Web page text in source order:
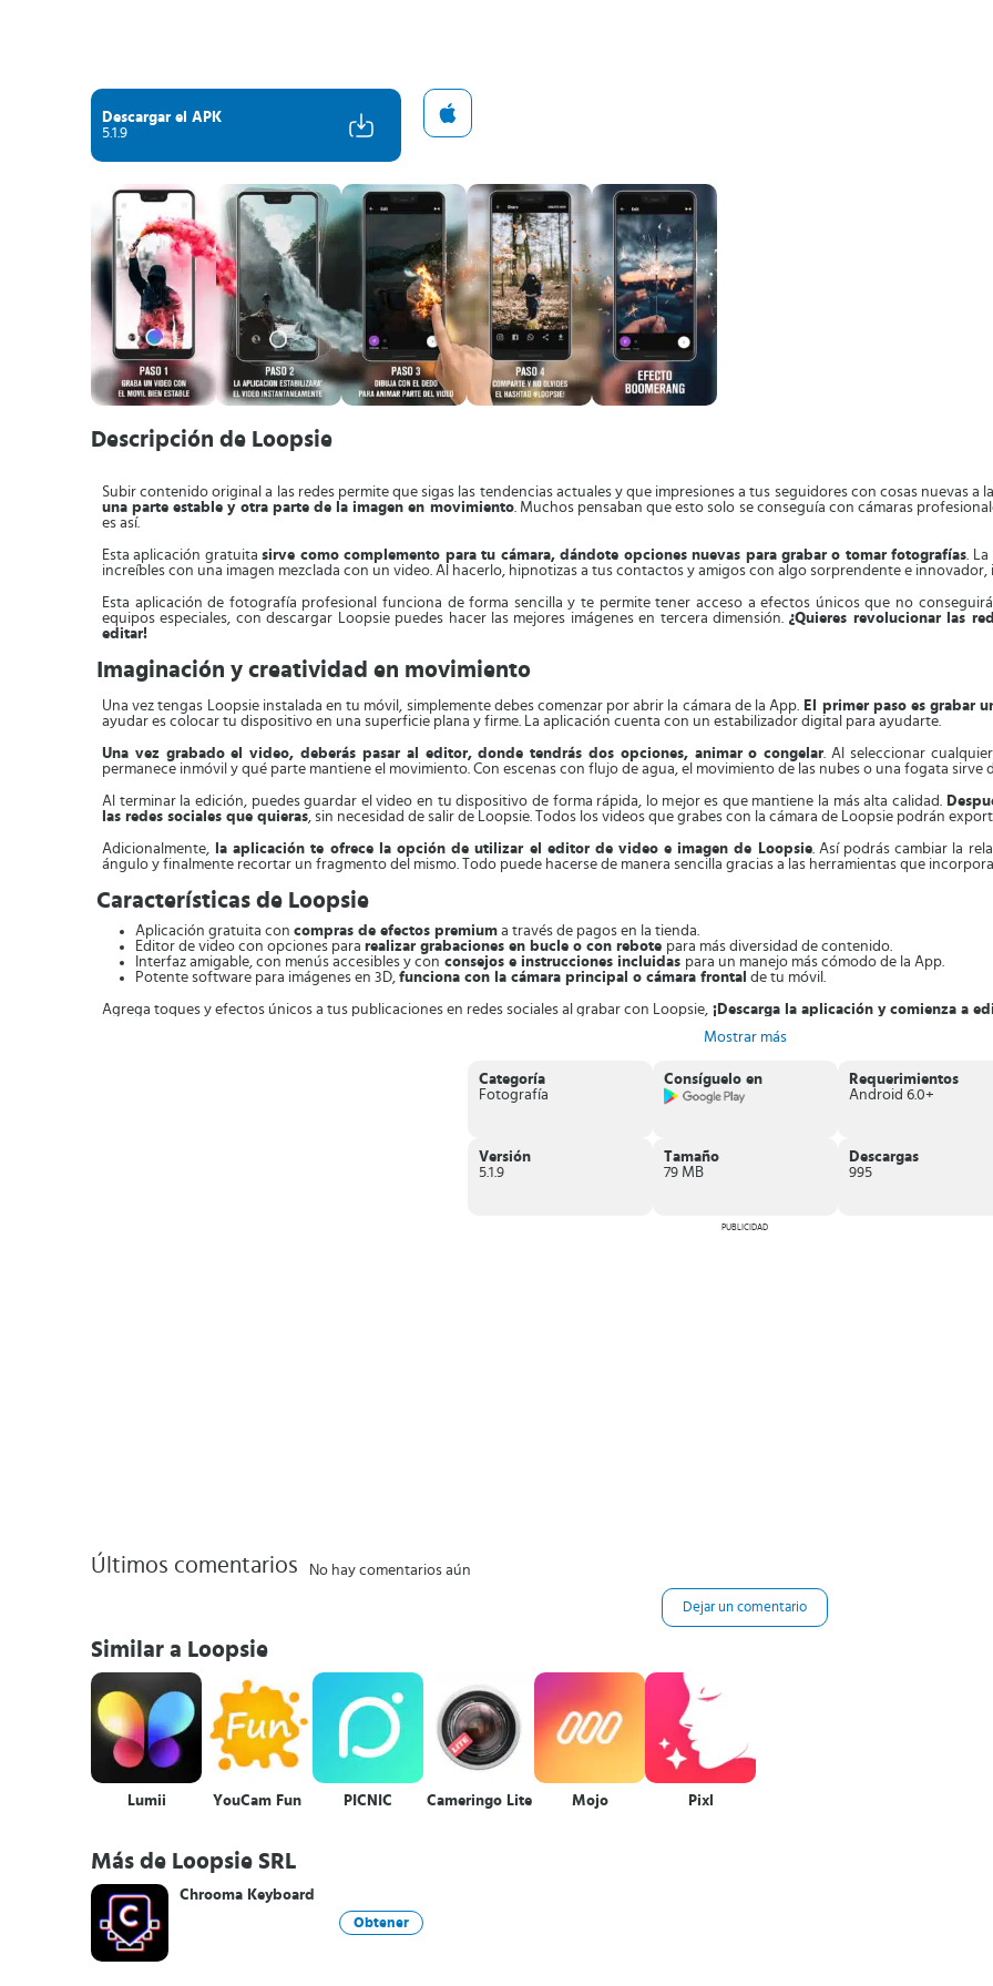
Descargar el APK
5.1.9
Descripción de Loopsie
Subir contenido original a las redes permite que sigas las tendencias actuales y que impresiones a tus seguidores con cosas nuevas a
una parte estable y otra parte de la imagen en movimiento. Muchos pensaban que esto solo se conseguía con cámaras
es así.
Esta aplicación gratuitasirve como complemento para tu cámara, dándote opciones nuevas para grabar o tomar fotografías.
increíbles con una imagen mezclada con un video. Al hacerlo, hipnotizas a tus contactos y amigos con algo sorprendente e innovador,
Esta aplicación de fotografía profesional funciona de forma sencilla y te permite tener acceso a efectos únicos que no
equipos especiales, con descargar Loopsie puedes hacer las mejores imágenes en tercera dimensión. ¿Quieres revolucionar las
editar!
Imaginación y creatividad en movimiento
Una vez tengas Loopsie instalada en tu móvil, simplemente debes comenzar por abrir la cámara de la App. El primer paso es grabar
ayudar es colocar tu dispositivo en una superficie plana y firme. La aplicación cuenta con un estabilizador digital para ayudarte.
Una vez grabado el video, deberás pasar al editor, donde tendrás dos opciones, animar o congelar. Al seleccionar
permanece inmóvil y qué parte mantiene el movimiento. Con escenas con flujo de agua, el movimiento de las nubes o una fogata sirve
Al terminar la edición, puedes guardar el video en tu dispositivo de forma rápida, lo mejor es que mantiene la más alta calidad.
las redes sociales que quieras, sin necesidad de salir de Loopsie. Todos los videos que grabes con la cámara de Loopsie podrán
Adicionalmente, la aplicación te ofrece la opción de utilizar el editor de video e imagen de Loopsie. Así podrás cambiar la
ángulo y finalmente recortar un fragmento del mismo. Todo puede hacerse de manera sencilla gracias a las herramientas que
Características de Loopsie
Aplicación gratuita con compras de efectos premium a través de pagos en la tienda.
Editor de video con opciones para realizar grabaciones en bucle o con rebote para más diversidad de contenido.
Interfaz amigable, con menús accesibles y con consejos e instrucciones incluidas para un manejo más cómodo de la App.
Potente software para imágenes en 3D, funciona con la cámara principal o cámara frontal de tu móvil.
Agrega toques y efectos únicos a tus publicaciones en redes sociales al grabar con Loopsie, ¡Descarga la aplicación y comienza a
Mostrar más
Categoría
Fotografía
Consíguelo en
Requerimientos
Android 6.0+
Versión
5.1.9
Tamaño
79 MB
Descargas
995
PUBLICIDAD
Últimos comentarios No hay comentarios aún
Dejar un comentario
Similar a Loopsie
Lumii YouCam Fun PICNIC Cameringo Lite Mojo Pixl
Más de Loopsie SRL
Chrooma Keyboard
Obtener